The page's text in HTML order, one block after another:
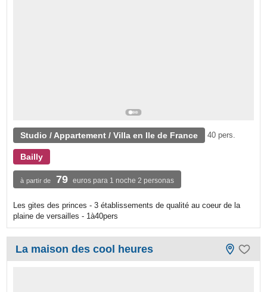
Studio / Appartement / Villa en Ile de France 40 pers.
Bailly
à partir de 79 euros para 1 noche 2 personas
Les gites des princes - 3 établissements de qualité au coeur de la
plaine de versailles - 1à40pers
La maison des cool heures